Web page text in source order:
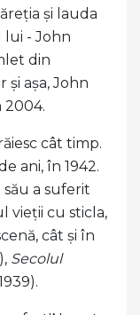
și lauda
lui - John
din
și așa, John
2004.
cât timp.
ani, în 1942.
a suferit
vieții cu sticla,
cât și în
Secolul